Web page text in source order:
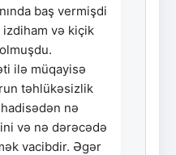
baş vermişdi
və kiçik
ilə müqayisə
təhlükəsizlik
nə
və nə dərəcədə
vacibdir. Əgər